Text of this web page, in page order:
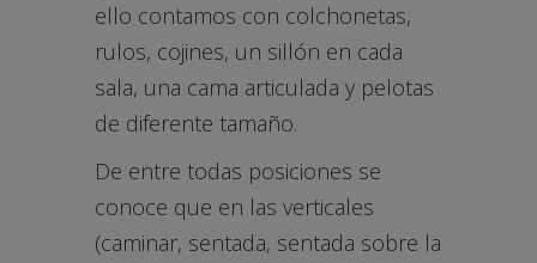
ello contamos con colchonetas,
rulos, cojines, un sillón en cada
sala, una cama articulada y pelotas
de diferente tamaño.
De entre todas posiciones se
conoce que en las verticales
(caminar, sentada, sentada sobre la